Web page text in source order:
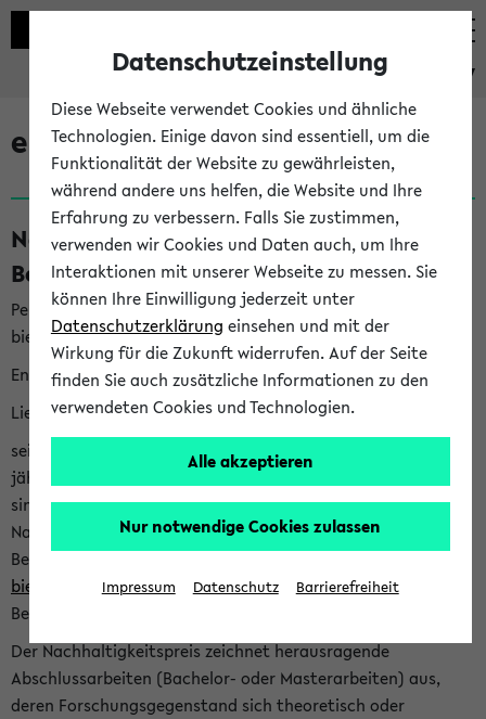
eKVV
eKVV News
Nachhaltigkeitspreis 2026:
Bewerbungsphase gestartet (06.08.26)
Per E-Mail eingestellt von nachhaltigkeitsbuero@uni-
bielefeld.de an den Verteiler 'Alle Studierenden':
English version below
Liebe Studierende,
seit 2023 verleiht das Rektorat der Universität Bielefeld
jährlich den Nachhaltigkeitspreis für Abschlussarbeiten. Sie
sind herzlich eingeladen sich mit Ihrer Abschlussarbeit beim
Nachhaltigkeitsbüro zu bewerben. Bitte nutzen Sie für Ihre
Bewerbung dieses Formular<https://formulare.uni-
bielefeld.de/frontend-server/form/provide/913/>. Die
Bewerbungsfrist endet am 30.09.2026.
Der Nachhaltigkeitspreis zeichnet herausragende
Abschlussarbeiten (Bachelor- oder Masterarbeiten) aus,
deren Forschungsgegenstand sich theoretisch oder
Datenschutzeinstellung
Diese Webseite verwendet Cookies und ähnliche
Technologien. Einige davon sind essentiell, um die
Funktionalität der Website zu gewährleisten,
während andere uns helfen, die Website und Ihre
Erfahrung zu verbessern. Falls Sie zustimmen,
verwenden wir Cookies und Daten auch, um Ihre
Interaktionen mit unserer Webseite zu messen. Sie
können Ihre Einwilligung jederzeit unter
Datenschutzerklärung einsehen und mit der
Wirkung für die Zukunft widerrufen. Auf der Seite
finden Sie auch zusätzliche Informationen zu den
verwendeten Cookies und Technologien.
Alle akzeptieren
Nur notwendige Cookies zulassen
Impressum Datenschutz Barrierefreiheit